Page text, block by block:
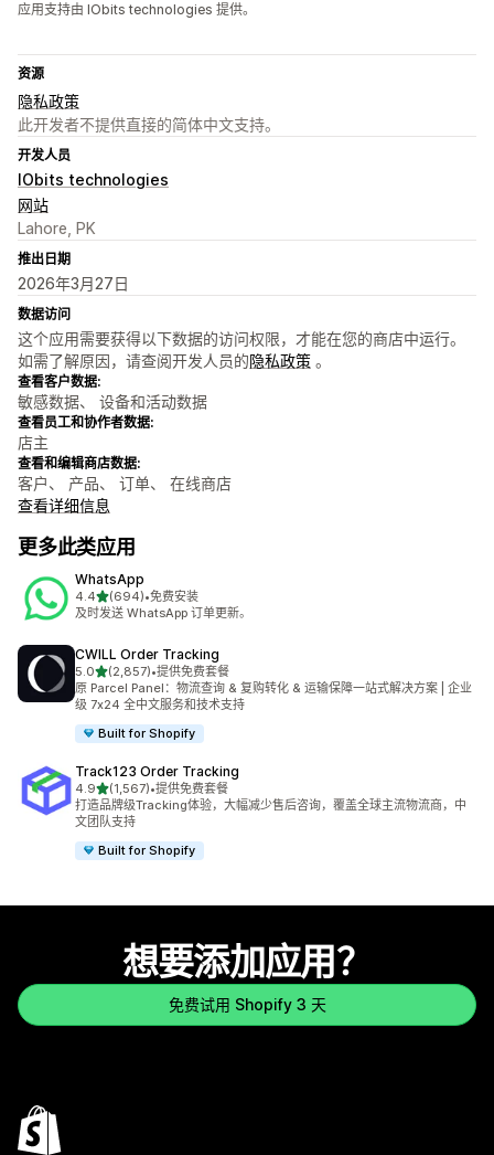
应用支持由 IObits technologies 提供。
资源
隐私政策
此开发者不提供直接的简体中文支持。
开发人员
IObits technologies
网站
Lahore, PK
推出日期
2026年3月27日
数据访问
这个应用需要获得以下数据的访问权限，才能在您的商店中运行。
如需了解原因，请查阅开发人员的隐私政策 。
查看客户数据:
敏感数据、 设备和活动数据
查看员工和协作者数据:
店主
查看和编辑商店数据:
客户、 产品、 订单、 在线商店
查看详细信息
更多此类应用
WhatsApp
4.4星（满分 5 星）
(694)
总共 694 条评论
•免费安装
及时发送 WhatsApp 订单更新。
CWILL Order Tracking
5.0星（满分 5 星）
(2,857)
总共 2857 条评论
•提供免费套餐
原 Parcel Panel：物流查询 & 复购转化 & 运输保障一站式解决方案 | 企业
级 7x24 全中文服务和技术支持
Built for Shopify
Track123 Order Tracking
4.9星（满分 5 星）
(1,567)
总共 1567 条评论
•提供免费套餐
打造品牌级Tracking体验，大幅减少售后咨询，覆盖全球主流物流商，中
文团队支持
Built for Shopify
想要添加应用？
免费试用 Shopify 3 天